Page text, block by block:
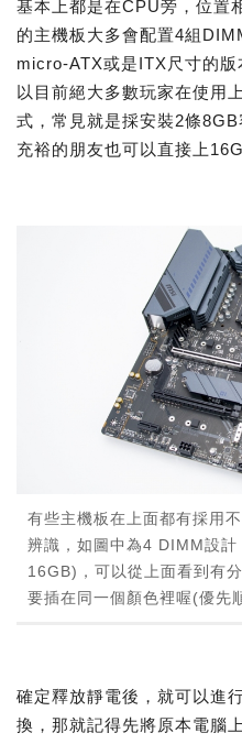
基本上都是在CPU旁，位置
的主機板大多會配置4組
micro-ATX或是ITX尺寸的版
以目前絕大多數玩家在使用
式，常見就是採安裝2條
充裕的朋友也可以直接上
有些主機板在上面都有採用
辨識，如圖中為4 DIMM設
16GB)，可以從上面看到有
要插在同一個顏色裡喔(優先
確定釋放靜電後，就可以進
換，那就記得先將原本電腦